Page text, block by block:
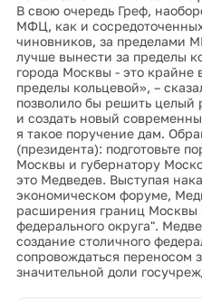
В свою очередь Греф,
МФЦ, как и
чиновников, за пределами
лучше вынести за пределы
города Москвы - это крайне
пределы кольцевой», –
позволило бы решить целый
и создать новый
я такое поручение дам.
(президента): подготовьте
Москвы и губернатору
это Медведев. Выступая
экономическом форуме,
расширения границ Москвы
федерального округа".
создание столичного
сопровождаться переносом
значительной доли